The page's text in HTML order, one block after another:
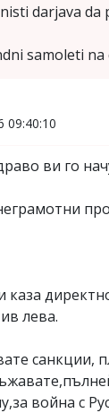
darjava da
samoleti
09:40:10
ви го
лева.
санкции,
война с